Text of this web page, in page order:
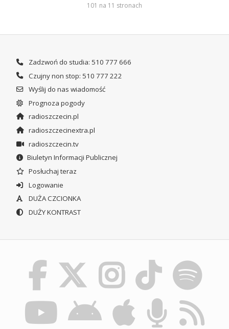
101 na 11 stronach
Zadzwoń do studia: 510 777 666
Czujny non stop: 510 777 222
Wyślij do nas wiadomość
Prognoza pogody
radioszczecin.pl
radioszczecinextra.pl
radioszczecin.tv
Biuletyn Informacji Publicznej
Posłuchaj teraz
Logowanie
DUŻA CZCIONKA
DUŻY KONTRAST